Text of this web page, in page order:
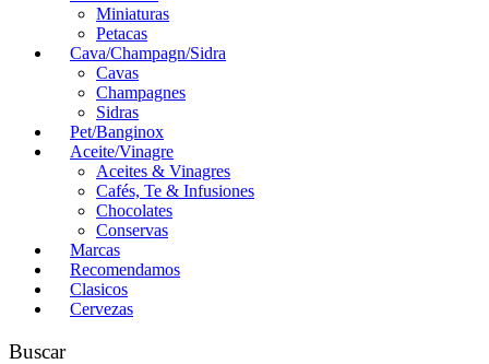
Miniaturas
Petacas
Cava/Champagn/Sidra
Cavas
Champagnes
Sidras
Pet/Banginox
Aceite/Vinagre
Aceites & Vinagres
Cafés, Te & Infusiones
Chocolates
Conservas
Marcas
Recomendamos
Clasicos
Cervezas
Buscar